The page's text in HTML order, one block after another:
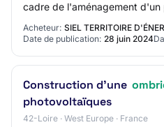
cadre de l'aménagement
Acheteur: SIEL TERRITOIRE
Date de publication: 28 juin 2024
Construction d'une
photovoltaïques
42-Loire · West Europe · France